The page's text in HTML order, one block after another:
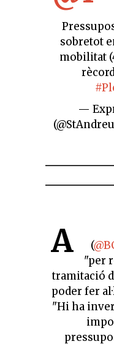
sobretot
mobilitat
—
A
(
"per
tramitació
poder fer
"Hi ha